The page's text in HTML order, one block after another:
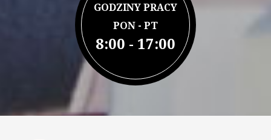
GODZINY PRACY
PON - PT
8:00 - 17:00